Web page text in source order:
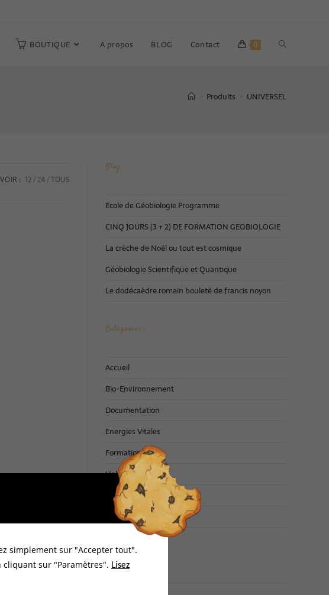
BOUTIQUE A propos BLOG Contact 0
Produits UNIVERSEL
VOIR : 12 24 TOUS
Blog
Ecole de Géobiologie Programme
CINQ JOURS (3 + 2) DE FORMATION GEOBIOLOGIE
La crèche de Noël ou tout est cosmique
Géobiologie Scientifique et Quantique
Le dodécaèdre romain bouleté de francis noyon
Catégories :
Accueil
Bio-Environnement
Documentation
Energies Vitales
Formations
Habitat Santé
Non classé
Philosophie
Archives :
simplement sur "Accepter tout".
cliquant sur "Paramètres". Lisez